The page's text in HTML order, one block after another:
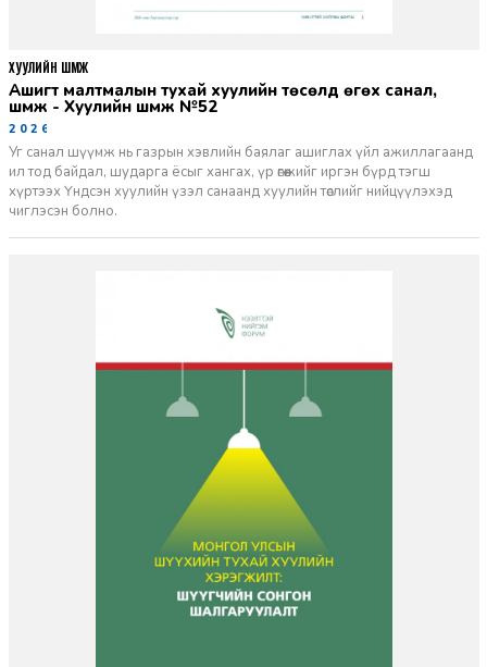
Ашигт малтмалын тухай хуулийн төсөлд өгөх санал,
шүүмж - Хуулийн шүүмж №52
2026-06-29
Уг санал шүүмж нь газрын хэвлийн баялаг ашиглах үйл ажиллагаанд
ил тод байдал, шударга ёсыг хангах, үр өгөөжийг иргэн бүрд тэгш
хүртээх Үндсэн хуулийн үзэл санаанд хуулийн төслийг нийцүүлэхэд
чиглэсэн болно.
ХУУЛИЙН ШҮҮМЖ